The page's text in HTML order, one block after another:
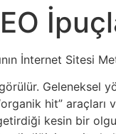
İnternet Sitesi
Geleneksel
hit”
kesin bir